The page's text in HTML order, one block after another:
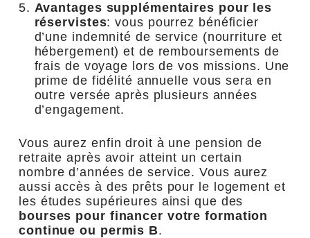
Avantages supplémentaires pour les
réservistes: vous pourrez bénéficier
d’une indemnité de service (nourriture et
hébergement) et de remboursements de
frais de voyage lors de vos missions. Une
prime de fidélité annuelle vous sera en
outre versée après plusieurs années
d’engagement.
Vous aurez enfin droit à une pension de
retraite après avoir atteint un certain
nombre d’années de service. Vous aurez
aussi accès à des prêts pour le logement et
les études supérieures ainsi que des
bourses pour financer votre formation
continue ou permis B.